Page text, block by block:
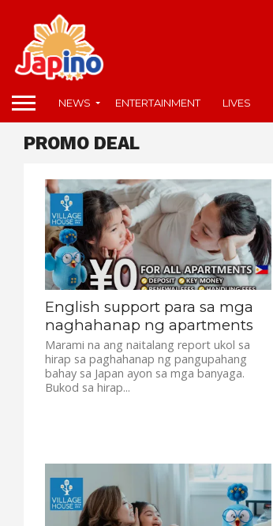
NEWS ENTERTAINMENT LIVES
PROMO DEAL
English support para sa mga
naghahanap ng apartments
Marami na ang naitalang report ukol sa
hirap sa paghahanap ng pangupahang
bahay sa Japan ayon sa mga banyaga.
Bukod sa hirap...